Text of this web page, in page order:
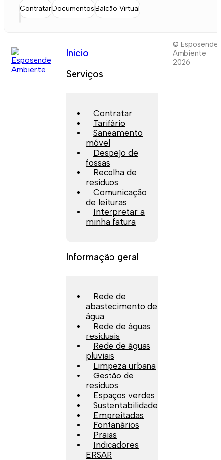
ContratarDocumentosBalcão Virtual
Início
Serviços
Contratar
Tarifário
Saneamento
móvel
Despejo de
fossas
Recolha de
resíduos
Comunicação
de leituras
Interpretar a
minha fatura
Informação geral
Rede de
abastecimento de
água
Rede de águas
residuais
Rede de águas
pluviais
Limpeza urbana
Gestão de
resíduos
Espaços verdes
Sustentabilidade
Empreitadas
Fontanários
Praias
Indicadores
ERSAR
© Esposende
Ambiente
2026